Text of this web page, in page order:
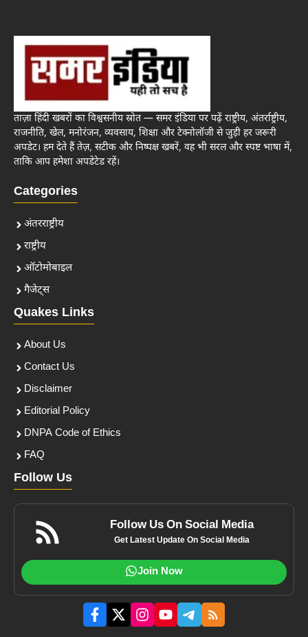
ताज़ा हिंदी खबरों का विश्वसनीय स्रोत — समर इंडिया पर पढ़ें राष्ट्रीय, अंतर्राष्ट्रीय,
राजनीति, खेल, मनोरंजन, व्यवसाय, शिक्षा और टेक्नोलॉजी से जुड़ी हर जरूरी
अपडेट। हम देते हैं तेज़, सटीक और निष्पक्ष खबरें, वह भी सरल और स्पष्ट भाषा में,
ताकि आप हमेशा अपडेटेड रहें।
Categories
अंतरराष्ट्रीय
राष्ट्रीय
ऑटोमोबाइल
गैजेट्स
Quakes Links
About Us
Contact Us
Disclaimer
Editorial Policy
DNPA Code of Ethics
FAQ
Follow Us
Follow Us On Social Media
Get Latest Update On Social Media
Join Now